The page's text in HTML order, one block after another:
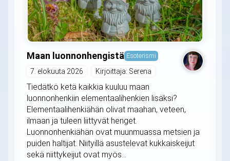
Maan luonnonhengistä Esoterismi
7. elokuuta 2026 Kirjoittaja: Serena
Tiedätkö ketä kaikkia kuuluu maan
luonnonhenkiin elementaalihenkien lisäksi?
Elementaalihenkiähän olivat maahan, veteen,
ilmaan ja tuleen liittyvät henget.
Luonnonhenkiähän ovat muunmuassa metsien ja
puiden haltijat. Niityillä asustelevat kukkaiskeijut
sekä niittykeijut ovat myös...